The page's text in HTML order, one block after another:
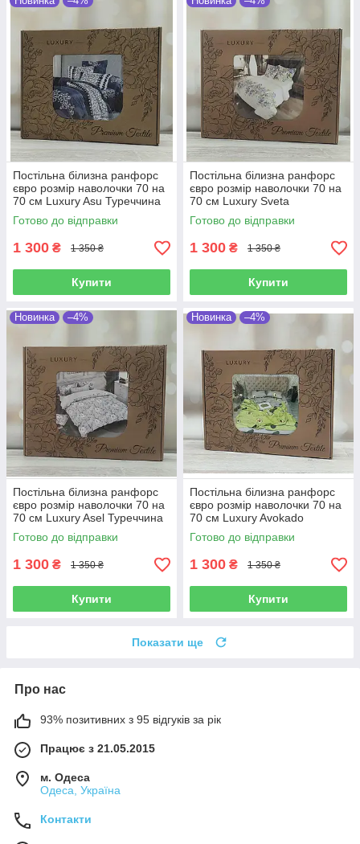
Постільна білизна ранфорс
євро розмір наволочки 70 на
70 см Luxury Asu Туреччина
Готово до відправки
1 300 ₴ 1 350 ₴
Купити
Постільна білизна ранфорс
євро розмір наволочки 70 на
70 см Luxury Sveta
Туреччина
Готово до відправки
1 300 ₴ 1 350 ₴
Купити
Новинка –4%
Постільна білизна ранфорс
євро розмір наволочки 70 на
70 см Luxury Asel Туреччина
Готово до відправки
1 300 ₴ 1 350 ₴
Купити
Новинка –4%
Постільна білизна ранфорс
євро розмір наволочки 70 на
70 см Luxury Avokado
Туреччина
Готово до відправки
1 300 ₴ 1 350 ₴
Купити
Показати ще
Про нас
93% позитивних з 95 відгуків за рік
Працює з 21.05.2015
м. Одеса
Одеса, Україна
Контакти